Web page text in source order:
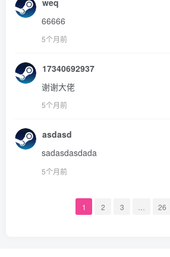
66666
5个月前
17340692937
谢谢大佬
5个月前
asdasd
sadasdasdada
5个月前
1 2 3 26